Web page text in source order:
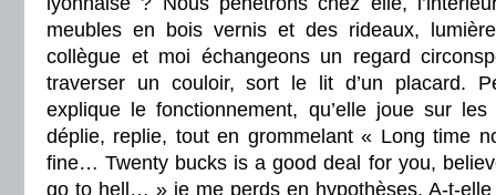
meubles en bois vernis et des rideaux,
collègue et moi échangeons un regard
traverser un couloir, sort le lit d’un placard.
explique le fonctionnement, qu’elle joue sur
déplie, replie, tout en grommelant « Long time
fine… Twenty bucks is a good deal for you,
go to hell… » je me perds en hypothèses. A-t-